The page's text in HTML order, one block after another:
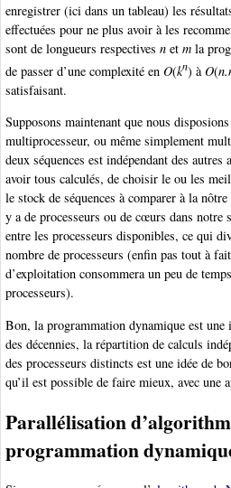
enregistrer (ici dans un tableau) les
effectuées pour ne plus avoir à les
sont de longueurs respectives n et m la
de passer d’une complexité en O(kn) àO(
satisfaisant.
Supposons maintenant que nous
multiprocesseur, ou même simplement
deux séquences est indépendant des
avoir tous calculés, de choisir le ou les
le stock de séquences à comparer à la
y a de processeurs ou de cœurs dans notre
entre les processeurs disponibles, ce qui
nombre de processeurs (enfin pas tout à
d’exploitation consommera un peu de
processeurs).
Bon, la programmation dynamique est une
des décennies, la répartition de calculs
des processeurs distincts est une idée de
qu’il est possible de faire mieux, avec une
Parallélisation
programmation